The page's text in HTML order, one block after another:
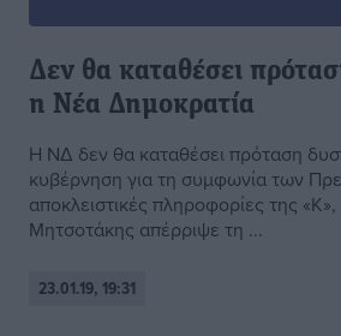
Δεν θα καταθέσει
η Νέα Δημοκρατία
Η ΝΔ δεν θα καταθέσει πρόταση
κυβέρνηση για τη συμφωνία των
αποκλειστικές πληροφορίες της
Μητσοτάκης απέρριψε τη ...
23.01.19, 19:31